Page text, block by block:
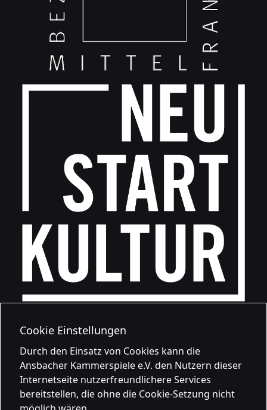
Cookie Einstellungen
Durch den Einsatz von Cookies kann die
Ansbacher Kammerspiele e.V. den Nutzern dieser
Internetseite nutzerfreundlichere Services
bereitstellen, die ohne die Cookie-Setzung nicht